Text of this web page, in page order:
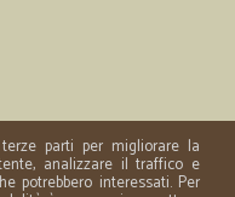
parti per migliorare la
analizzare il traffico e
potrebbero interessati. Per